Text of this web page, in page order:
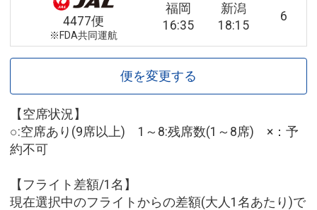
4477便
※FDA共同運航
福岡
16:35
新潟
18:15
6
便を変更する
【空席状況】
○:空席あり(9席以上) 1～8:残席数(1～8席) ×：予
約不可
【フライト差額/1名】
現在選択中のフライトからの差額(大人1名あたり)で